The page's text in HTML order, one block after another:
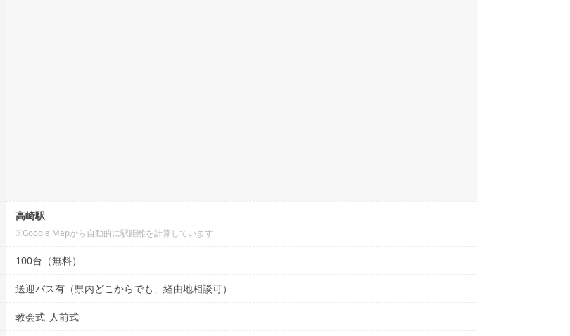
高崎駅
※Google Mapから自動的に駅距離を計算しています
100台（無料）
送迎バス有（県内どこからでも、経由地相談可）
教会式 人前式